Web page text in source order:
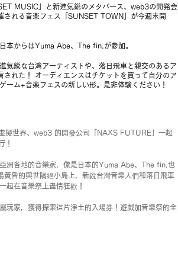
MUSIC」と新進気鋭のメタバース、web3の開発会
れる音楽フェス「SUNSET TOWN」が今週末開
本からはYuma Abe、The fin.が参加。
気鋭な台湾アーティストや、落日飛車と親交のあるア
れた！ オーディエンスはチケットを買って自分のア
ーム+音楽フェスの新しい形。是非体験ください！
擬世界、web3 的開發公司「NAXS FUTURE」一起
！
洲各地的音樂家，像是日本的Yuma Abe、The fin.也
昏的與世隔絕小島上，新銳台灣音樂人們和落日飛車
起在音樂祭上盡情狂歡！
玩家，獲得探索這片淨土的入場券！遊戲加音樂祭的全